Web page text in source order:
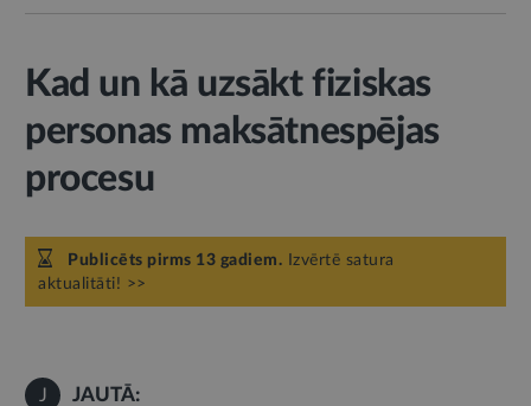
Kad un kā uzsākt fiziskas
personas maksātnespējas
procesu
Publicēts pirms 13 gadiem. Izvērtē satura
aktualitāti! >>
J JAUTĀ: